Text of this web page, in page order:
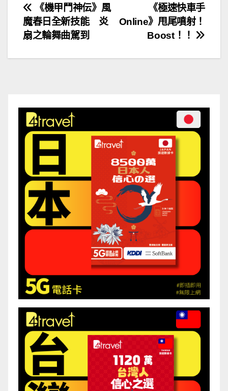
文
章
導
《極速快車手
Online》甩尾噴射！
Boost！！
《機甲鬥神伝》風
魔春日全新技能 炎
扇之輪舞曲駕到